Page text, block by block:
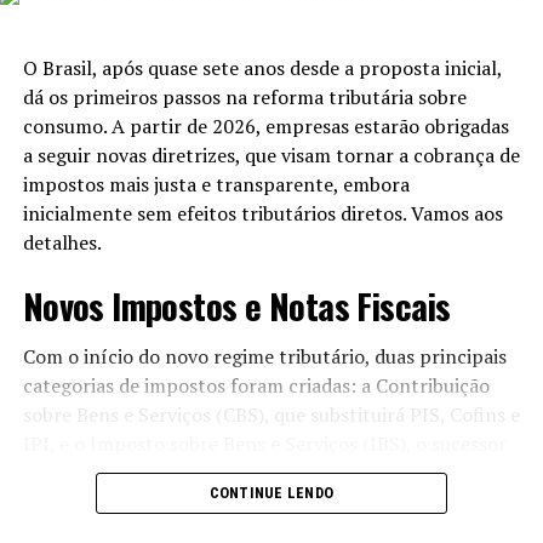
papel dos pais nos cuidados iniciais com os filhos.
Projetos Relacionados à Área Social
O Senado possui uma pauta repleta de iniciativas ligadas
à área social que também poderão ser debatidas em
breve. Entre essas propostas, destaca-se o Projeto de Lei
processos de seleção para trabalho remoto. Essa
iniciativa surgiu de uma ideia cidadã, enviada através do
Portal e-Cidadania, demonstrando a importância da
participação pública na criação de leis.
com Israel após anúncio de Trump
O Brasil, após quase sete anos desde a proposta inicial,
dá os primeiros passos na reforma tributária sobre
consumo. A partir de 2026, empresas estarão obrigadas
a seguir novas diretrizes, que visam tornar a cobrança de
impostos mais justa e transparente, embora
inicialmente sem efeitos tributários diretos. Vamos aos
detalhes.
Novos Impostos e Notas Fiscais
Com o início do novo regime tributário, duas principais
categorias de impostos foram criadas: a Contribuição
sobre Bens e Serviços (CBS), que substituirá PIS, Cofins e
do ICMS e ISS. Desde 1º de janeiro, as empresas devem
emitir notas fiscais que destaquem os valores
CONTINUE LENDO